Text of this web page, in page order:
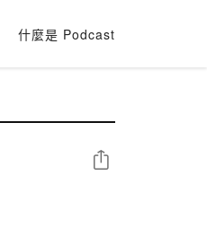
什麼是 Podcast
分享